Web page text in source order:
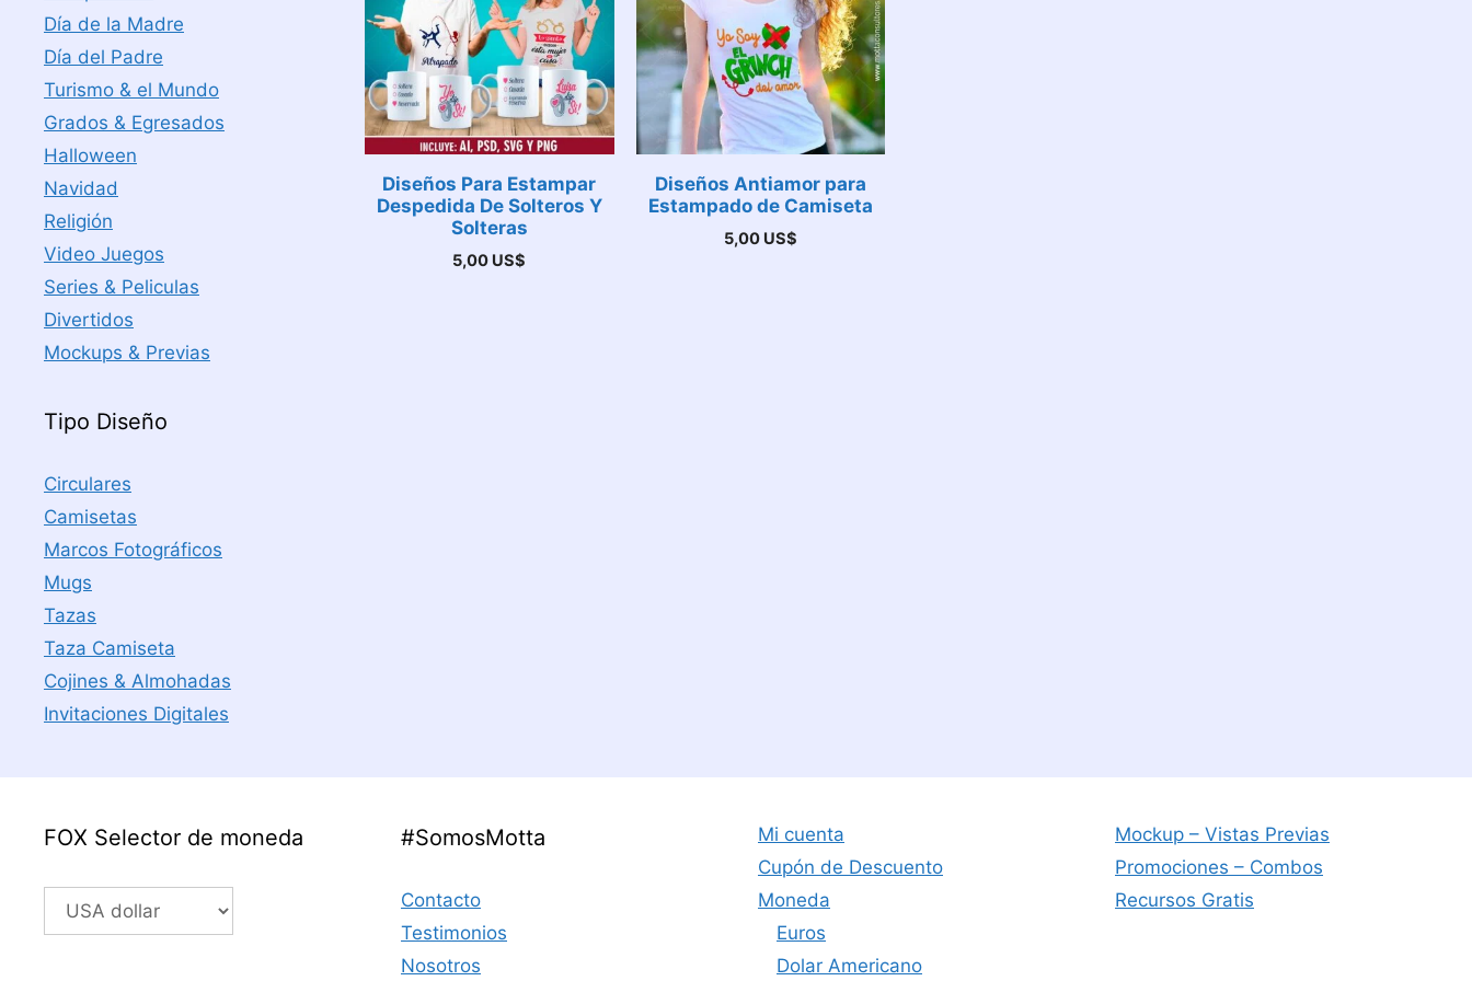
Diseños Para Estampar
Despedida De Solteros Y
Solteras
5,00 US$
Diseños Antiamor para
Estampado de Camiseta
5,00 US$
Día de la Madre
Día del Padre
Turismo & el Mundo
Grados & Egresados
Halloween
Navidad
Religión
Video Juegos
Series & Peliculas
Divertidos
Mockups & Previas
Tipo Diseño
Circulares
Camisetas
Marcos Fotográficos
Mugs
Tazas
Taza Camiseta
Cojines & Almohadas
Invitaciones Digitales
FOX Selector de moneda #SomosMotta
Contacto
Testimonios
Nosotros
Mi cuenta
Cupón de Descuento
Moneda
Euros
Dolar Americano
Mockup – Vistas Previas
Promociones – Combos
Recursos Gratis